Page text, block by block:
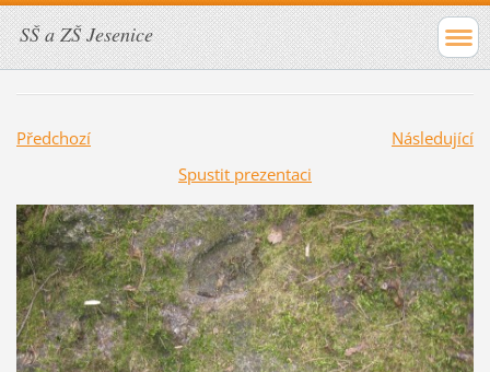
SŠ a ZŠ Jesenice
Předchozí
Následující
Spustit prezentaci